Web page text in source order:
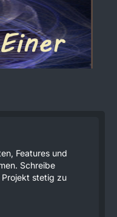
Features und
Schreibe
Projekt stetig zu